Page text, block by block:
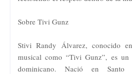
Sobre Tivi Gunz
Stivi Randy Álvarez, conocido
musical como “Tivi Gunz”, es un
dominicano. Nació en Santo